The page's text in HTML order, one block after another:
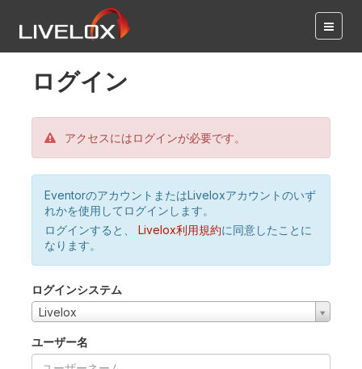
ログイン
アクセスにはログインが必要です。
EventorのアカウントまたはLiveloxアカウントのいず
れかを使用してログインします。
ログインすると、
Livelox利用規約に同意したことに
なります。
ログインシステム
Livelox
ユーザー名